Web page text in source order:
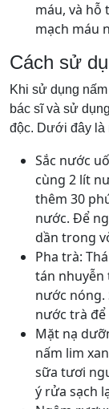
máu, và hỗ
mạch máu
Cách sử
Khi sử dụng
bác sĩ và sử
độc. Dưới đây là
Sắc nước
cùng 2 lít
thêm 30
nước. Để
dần trong
Pha trà:
tán nhuyễn
nước nóng.
nước trà để
Mặt nạ
nấm lim
sữa tươi
ý rửa sạch